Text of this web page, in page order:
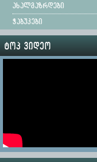
ახალგაზრდები
ჭაბუკები
ტოპ ვიდეო